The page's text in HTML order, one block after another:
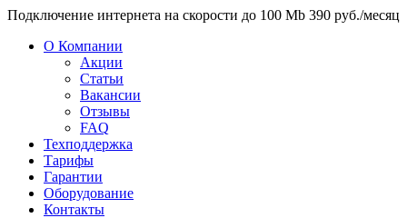
Подключение интернета на скорости до 100 Mb 390 руб./месяц
О Компании
Акции
Статьи
Вакансии
Отзывы
FAQ
Техподдержка
Тарифы
Гарантии
Оборудование
Контакты